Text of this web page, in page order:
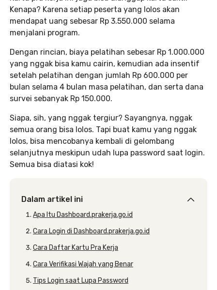
Kenapa? Karena setiap peserta yang lolos akan
mendapat uang sebesar Rp 3.550.000 selama
menjalani program.
Dengan rincian, biaya pelatihan sebesar Rp 1.000.000
yang nggak bisa kamu cairin, kemudian ada insentif
setelah pelatihan dengan jumlah Rp 600.000 per
bulan selama 4 bulan masa pelatihan, dan serta dana
survei sebanyak Rp 150.000.
Siapa, sih, yang nggak tergiur? Sayangnya, nggak
semua orang bisa lolos. Tapi buat kamu yang nggak
lolos, bisa mencobanya kembali di gelombang
selanjutnya meskipun udah lupa password saat login.
Semua bisa diatasi kok!
Dalam artikel ini
Apa Itu Dashboard.prakerja.go.id
Cara Login di Dashboard.prakerja.go.id
Cara Daftar Kartu Pra Kerja
Cara Verifikasi Wajah yang Benar
Tips Login saat Lupa Password